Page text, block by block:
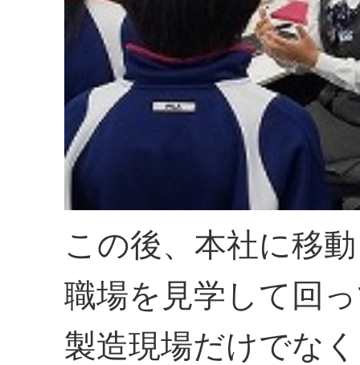
この後、本社に移
職場を見学して回
製造現場だけでな